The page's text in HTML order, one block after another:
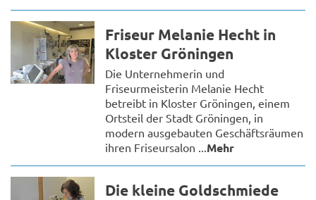
Friseur Melanie Hecht in
Kloster Gröningen
Die Unternehmerin und
Friseurmeisterin Melanie Hecht
betreibt in Kloster Gröningen, einem
Ortsteil der Stadt Gröningen, in
modern ausgebauten Geschäftsräumen
ihren Friseursalon ... Mehr
Die kleine Goldschmiede